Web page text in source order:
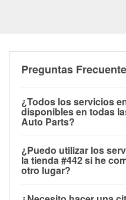
Preguntas
¿Todos los servicios
disponibles en todas
Auto Parts?
las pruebas de batería,
motor de arranque,
con O'Reilly VeriScan®
limpiaparabrisas o
¿Puedo utilizar los
la tienda #442 si he
otro lugar?